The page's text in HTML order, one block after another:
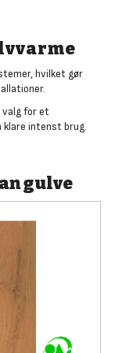
hvilket gør
valg for et
intenst brug.
gulve